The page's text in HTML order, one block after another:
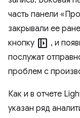
часть панели
закрывали ее
кнопку left_panel_open , и
послужат
проблем с
Как и в отчете
указан ряд